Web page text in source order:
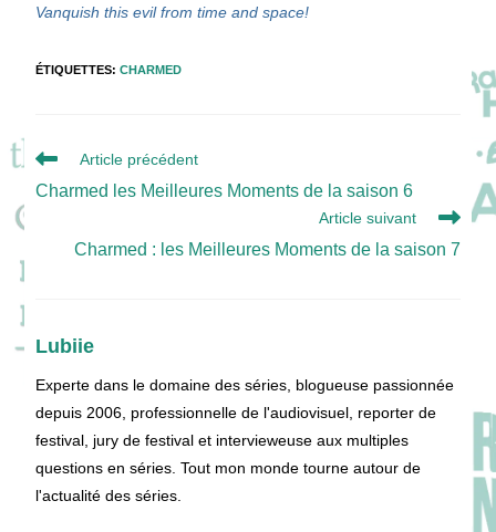
Vanquish this evil from time and space!
ÉTIQUETTES:CHARMED
Read
articles
Article précédent
Charmed les Meilleures Moments de la saison 6
Article suivant
Charmed : les Meilleures Moments de la saison 7
Lubiie
Experte dans le domaine des séries, blogueuse passionnée
depuis 2006, professionnelle de l'audiovisuel, reporter de
festival, jury de festival et intervieweuse aux multiples
questions en séries. Tout mon monde tourne autour de
l'actualité des séries.